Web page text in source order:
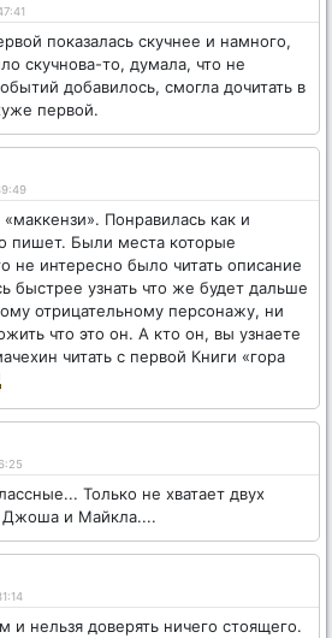
показалась скучнее и намного,
скучнова-то, думала, что не
добавилось, смогла дочитать в
первой.
Понравилась как и
пишет. Были места которые
не интересно было читать описание
быстрее узнать что же будет дальше
отрицательному персонажу, ни
что это он. А кто он, вы узнаете
читать с первой Книги «гора
Только не хватает двух
Джоша и Майкла....
и нельзя доверять ничего стоящего.